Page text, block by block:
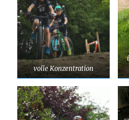
volle Konzentration